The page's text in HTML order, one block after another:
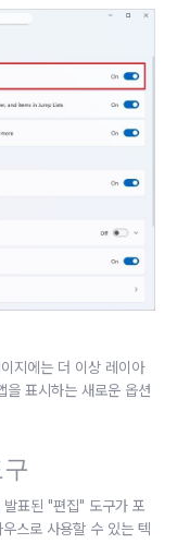
지에는 더 이상 레이아
을 표시하는 새로운 옵션
표된 "편집" 도구가 포
스로 사용할 수 있는 텍